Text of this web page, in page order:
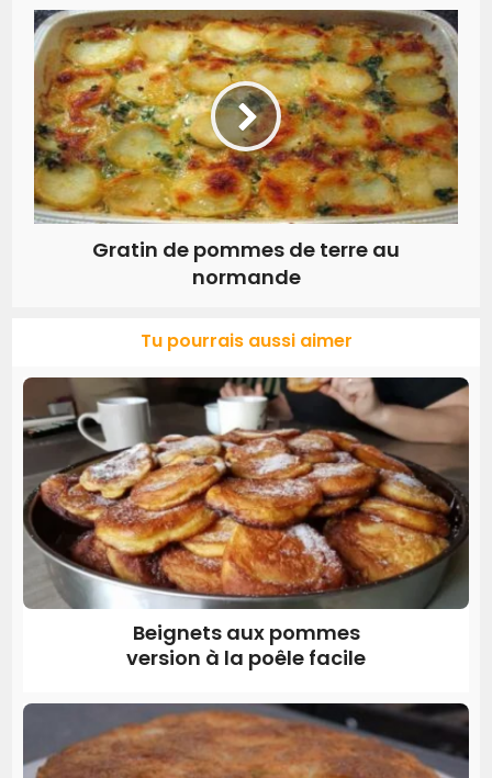
Gratin de pommes de terre au
normande
Tu pourrais aussi aimer
Beignets aux pommes
version à la poêle facile